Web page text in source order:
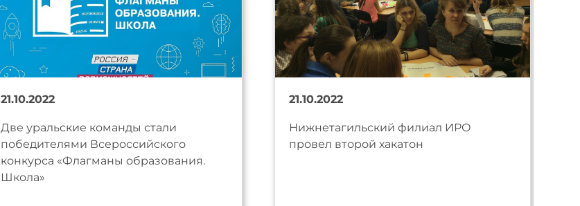
21.10.2022
Две уральские команды стали
победителями Всероссийского
конкурса «Флагманы образования.
Школа»
21.10.2022
Нижнетагильский филиал ИРО
провел второй хакатон